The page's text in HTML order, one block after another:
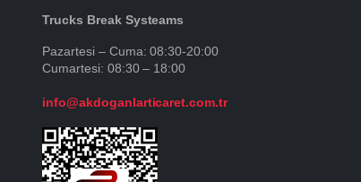
Trucks Break Systeams
Pazartesi – Cuma: 08:30-20:00
Cumartesi: 08:30 – 18:00
info@akdoganlarticaret.com.tr